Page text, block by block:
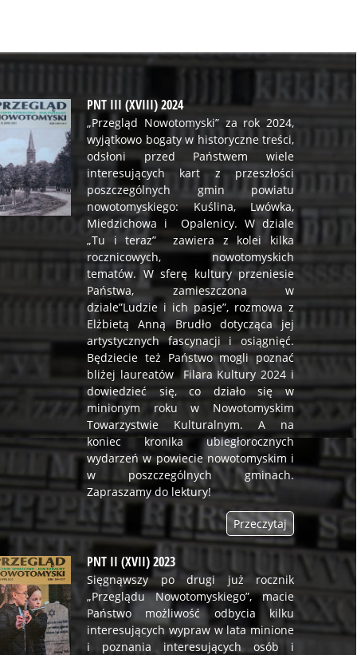
PNT III (XVIII) 2024
„Przegląd Nowotomyski” za rok 2024,
wyjątkowo bogaty w historyczne treści,
odsłoni przed Państwem wiele
interesujących kart z przeszłości
poszczególnych gmin powiatu
nowotomyskiego: Kuślina, Lwówka,
Miedzichowa i Opalenicy. W dziale
„Tu i teraz” zawiera z kolei kilka
rocznicowych, nowotomyskich
tematów. W sferę kultury przeniesie
Państwa, zamieszczona w
dziale”Ludzie i ich pasje”, rozmowa z
Elżbietą Anną Brudło dotycząca jej
artystycznych fascynacji i osiągnięć.
Będziecie też Państwo mogli poznać
bliżej laureatów Filara Kultury 2024 i
dowiedzieć się, co działo się w
minionym roku w Nowotomyskim
Towarzystwie Kulturalnym. A na
koniec kronika ubiegłorocznych
wydarzeń w powiecie nowotomyskim i
w poszczególnych gminach.
Zapraszamy do lektury!
Przeczytaj
PNT II (XVII) 2023
Sięgnąwszy po drugi już rocznik
„Przeglądu Nowotomyskiego”, macie
Państwo możliwość odbycia kilku
interesujących wypraw w lata minione
i poznania interesujących osób i